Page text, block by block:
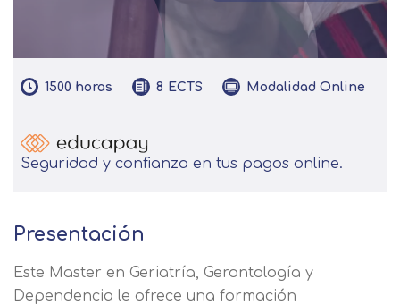
1500 horas 8 ECTS Modalidad Online
Seguridad y confianza en tus pagos online.
Presentación
Este Master en Geriatría, Gerontología y
Dependencia le ofrece una formación